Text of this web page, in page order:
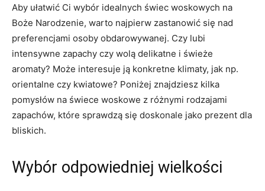
Aby ułatwić Ci wybór ⁣idealnych świec woskowych na
Boże Narodzenie, warto najpierw zastanowić się ‌nad
preferencjami osoby obdarowywanej. Czy lubi
intensywne zapachy​ czy wolą⁣ delikatne‍ i⁣ świeże
aromaty?⁤ Może‍ interesuje ⁣ją konkretne‍ klimaty, jak np.
orientalne czy kwiatowe?​ Poniżej znajdziesz kilka
pomysłów na świece woskowe ⁣z ⁤różnymi ⁤rodzajami
zapachów, które sprawdzą się doskonale jako prezent⁤ dla
​bliskich.
Wybór odpowiedniej wielkości